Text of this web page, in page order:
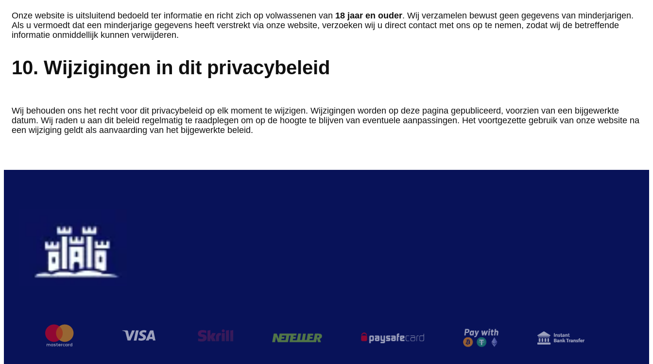
Onze website is uitsluitend bedoeld ter informatie en richt zich op volwassenen van 18 jaar en ouder. Wij verzamelen bewust geen gegevens van minderjarigen.
Als u vermoedt dat een minderjarige gegevens heeft verstrekt via onze website, verzoeken wij u direct contact met ons op te nemen, zodat wij de betreffende
informatie onmiddellijk kunnen verwijderen.
10. Wijzigingen in dit privacybeleid
Wij behouden ons het recht voor dit privacybeleid op elk moment te wijzigen. Wijzigingen worden op deze pagina gepubliceerd, voorzien van een bijgewerkte
datum. Wij raden u aan dit beleid regelmatig te raadplegen om op de hoogte te blijven van eventuele aanpassingen. Het voortgezette gebruik van onze website na
een wijziging geldt als aanvaarding van het bijgewerkte beleid.